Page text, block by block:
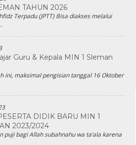
TAHUN 2026
Terpadu (JPTT) Bisa diakses melalui
Guru & Kepala MIN 1 Sleman
ini, maksimal pengisian tanggal 16 Oktober
DIDIK BARU MIN 1
2023/2024
puji bagi Allah subahnahu wa ta’ala karena